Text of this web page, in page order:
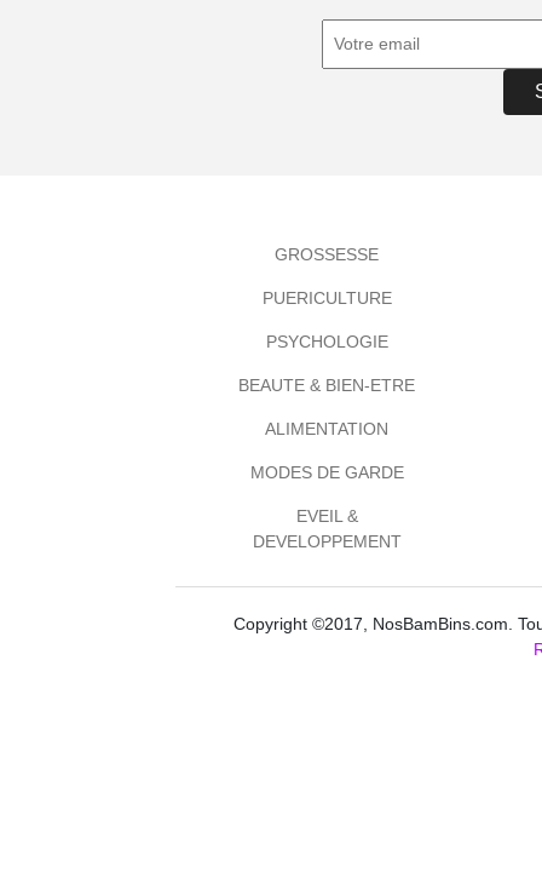
GROSSESSE
PUERICULTURE
PSYCHOLOGIE
BEAUTE & BIEN-ETRE
ALIMENTATION
MODES DE GARDE
EVEIL &
DEVELOPPEMENT
Copyright ©2017, NosBamBins.com.